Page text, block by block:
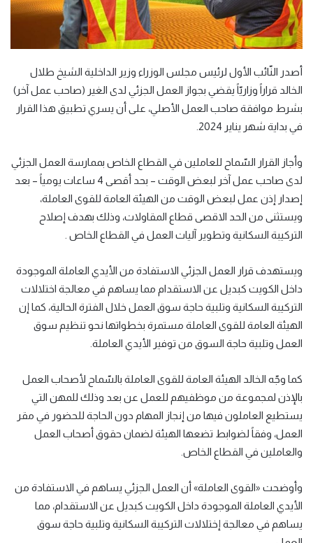
أصدر النّائب الأول لرئيس مجلس الوزراء وزير الداخلية الشيخ طلال
الخالد قراراً وزاريّاً يقضي بجواز العمل الجزئي لدى الغير (صاحب عمل آخر)
بشرط موافقة صاحب العمل الأصلي، على أن يسري تطبيق هذا القرار
في بداية شهر يناير 2024.
وأجاز القرار السّماح للعاملين في القطاع الخاص بممارسة العمل الجزئي
لدى صاحب عمل آخر لبعض الوقت – بحد أقصى 4 ساعات يومياً – بعد
إصدار إذن عمل لبعض الوقت من الهيئة العامة للقوى العاملة،
ويستثنى من الحد الاقصى قطاع المقاولات، وذلك بهدف إصلاح
التركيبة السكانية وتطوير آليات العمل في القطاع الخاص .
ويستهدف قرار العمل الجزئي الاستفادة من الأيدي العاملة الموجودة
داخل الكويت كبديل عن الاستقدام مما يساهم في معالجة اختلالات
التركيبة السكانية وتلبية حاجة سوق العمل خلال الفترة الحالية، كما إن
الهيئة العامة للقوى العاملة مستمرة بخطواتها نحو تنظيم سوق
العمل وتلبية حاجة السوق من توفير الأيدي العاملة.
كما وجّه الخالد الهيئة العامة للقوى العاملة بالسّماح لأصحاب العمل
بالإذن لمجموعة من موظفيهم للعمل عن بعد وذلك للمهن التي
يستطيع العاملون فيها من إنجاز المهام دون الحاجة للحضور في مقر
العمل، وفقاً لضوابط تضعها الهيئة لضمان حقوق أصحاب العمل
والعاملين في القطاع الخاص.
وأوضحت «القوى العاملة» أن العمل الجزئي يساهم في الاستفادة من
الأيدي العاملة الموجودة داخل الكويت كبديل عن الاستقدام، مما
يساهم في معالجة إختلالات التركيبة السكانية وتلبية حاجة سوق